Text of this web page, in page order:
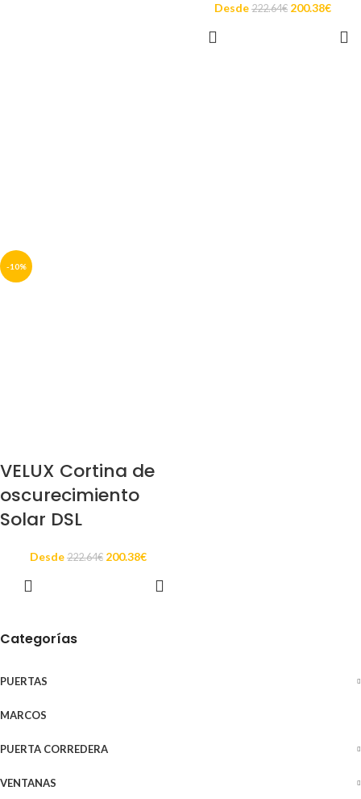
Categorías
PUERTAS
MARCOS
PUERTA CORREDERA
VENTANAS
Desde 222.64€ 200.38€
-10%
VELUX Cortina de
oscurecimiento
Solar DSL
Desde 222.64€ 200.38€